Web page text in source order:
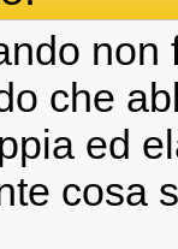
che
ed
cosa